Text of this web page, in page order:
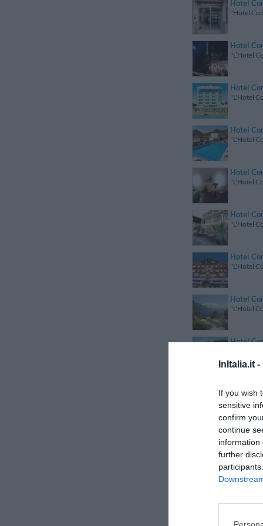
InItalia.it -
If you wish
sensitive
confirm
continue
information
further
Hotel
"Hotel
Hotel
"L’Hotel
Hotel
"L'Hotel
Hotel
"L'Hotel
Hotel
"L'Hotel
Hotel
"L'Hotel
Hotel
"L'Hotel
Hotel
"L'Hotel
Hotel
"L'Hotel
Hotel
"L'Hotel
Hotel
"L'Hotel
"L’Hotel